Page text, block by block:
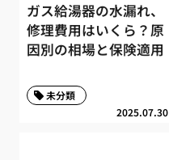
ガス給湯器の水漏れ、
修理費用はいくら？原
因別の相場と保険適用
2025.07.30
未分類